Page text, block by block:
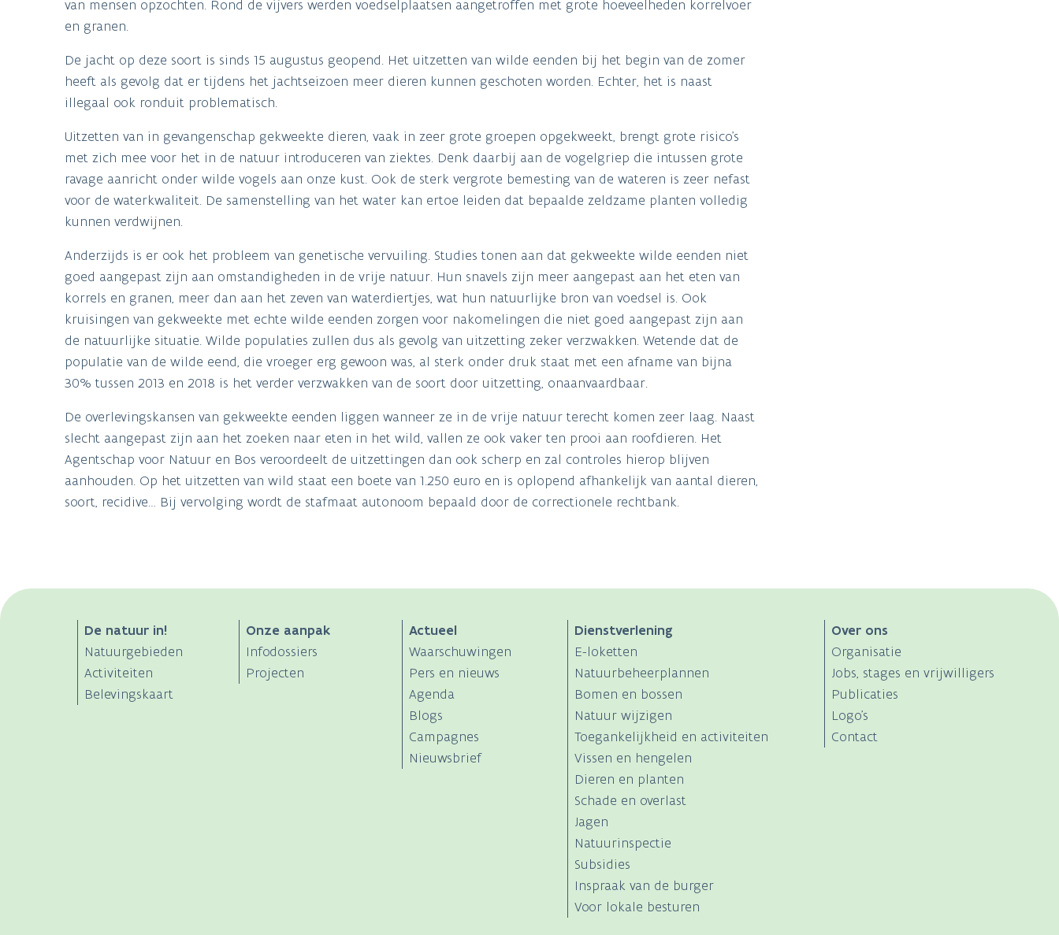
van mensen opzochten. Rond de vijvers werden voedselplaatsen aangetroffen met grote hoeveelheden korrelvoer
en granen.
De jacht op deze soort is sinds 15 augustus geopend. Het uitzetten van wilde eenden bij het begin van de zomer
heeft als gevolg dat er tijdens het jachtseizoen meer dieren kunnen geschoten worden. Echter, het is naast
illegaal ook ronduit problematisch.
Uitzetten van in gevangenschap gekweekte dieren, vaak in zeer grote groepen opgekweekt, brengt grote risico’s
met zich mee voor het in de natuur introduceren van ziektes. Denk daarbij aan de vogelgriep die intussen grote
ravage aanricht onder wilde vogels aan onze kust. Ook de sterk vergrote bemesting van de wateren is zeer nefast
voor de waterkwaliteit. De samenstelling van het water kan ertoe leiden dat bepaalde zeldzame planten volledig
kunnen verdwijnen.
Anderzijds is er ook het probleem van genetische vervuiling. Studies tonen aan dat gekweekte wilde eenden niet
goed aangepast zijn aan omstandigheden in de vrije natuur. Hun snavels zijn meer aangepast aan het eten van
korrels en granen, meer dan aan het zeven van waterdiertjes, wat hun natuurlijke bron van voedsel is. Ook
kruisingen van gekweekte met echte wilde eenden zorgen voor nakomelingen die niet goed aangepast zijn aan
de natuurlijke situatie. Wilde populaties zullen dus als gevolg van uitzetting zeker verzwakken. Wetende dat de
populatie van de wilde eend, die vroeger erg gewoon was, al sterk onder druk staat met een afname van bijna
30% tussen 2013 en 2018 is het verder verzwakken van de soort door uitzetting, onaanvaardbaar.
De overlevingskansen van gekweekte eenden liggen wanneer ze in de vrije natuur terecht komen zeer laag. Naast
slecht aangepast zijn aan het zoeken naar eten in het wild, vallen ze ook vaker ten prooi aan roofdieren. Het
Agentschap voor Natuur en Bos veroordeelt de uitzettingen dan ook scherp en zal controles hierop blijven
aanhouden. Op het uitzetten van wild staat een boete van 1.250 euro en is oplopend afhankelijk van aantal dieren,
soort, recidive… Bij vervolging wordt de stafmaat autonoom bepaald door de correctionele rechtbank.
ANB
Main
navigation
De natuur in!
Natuurgebieden
Activiteiten
Belevingskaart
Onze aanpak
Infodossiers
Projecten
Actueel
Waarschuwingen
Pers en nieuws
Agenda
Blogs
Campagnes
Nieuwsbrief
Dienstverlening
E-loketten
Natuurbeheerplannen
Bomen en bossen
Natuur wijzigen
Toegankelijkheid en activiteiten
Vissen en hengelen
Dieren en planten
Schade en overlast
Jagen
Natuurinspectie
Subsidies
Inspraak van de burger
Voor lokale besturen
Over ons
Organisatie
Jobs, stages en vrijwilligers
Publicaties
Logo's
Contact